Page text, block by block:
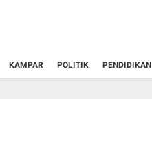
KAMPAR POLITIK PENDIDIKAN